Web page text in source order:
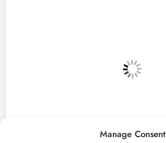
Manage Consent